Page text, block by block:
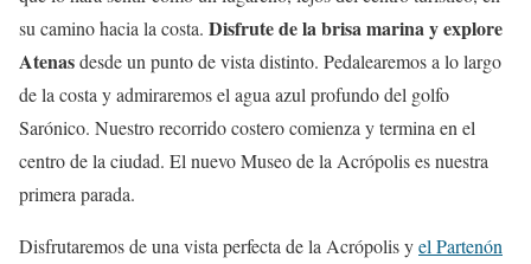
su camino hacia la costa. Disfrute de la brisa marina y explore
Atenasdesde un punto de vista distinto. Pedalearemos a lo largo
de la costa y admiraremos el agua azul profundo del golfo
Sarónico. Nuestro recorrido costero comienza y termina en el
centro de la ciudad. El nuevo Museo de la Acrópolis es nuestra
primera parada.
Disfrutaremos de una vista perfecta de la Acrópolis yel Partenón